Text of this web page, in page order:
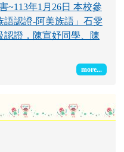
~113年1月26日 本校參
語認證-阿美族語」石雯
認證，陳宣妤同學、陳
more...